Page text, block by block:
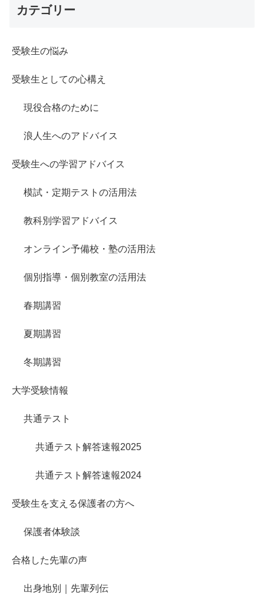
カテゴリー
受験生の悩み
受験生としての心構え
現役合格のために
浪人生へのアドバイス
受験生への学習アドバイス
模試・定期テストの活用法
教科別学習アドバイス
オンライン予備校・塾の活用法
個別指導・個別教室の活用法
春期講習
夏期講習
冬期講習
大学受験情報
共通テスト
共通テスト解答速報2025
共通テスト解答速報2024
受験生を支える保護者の方へ
保護者体験談
合格した先輩の声
出身地別｜先輩列伝